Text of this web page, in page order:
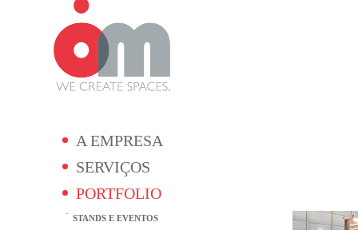
A EMPRESA
SERVIÇOS
PORTFOLIO
STANDS E EVENTOS